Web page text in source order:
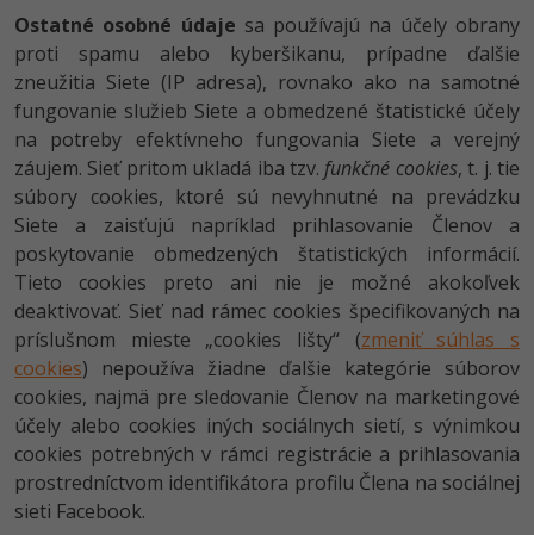
Ostatné osobné údaje sa používajú na účely obrany
proti spamu alebo kyberšikanu, prípadne ďalšie
zneužitia Siete (IP adresa), rovnako ako na samotné
fungovanie služieb Siete a obmedzené štatistické účely
na potreby efektívneho fungovania Siete a verejný
záujem. Sieť pritom ukladá iba tzv. funkčné cookies, t. j. tie
súbory cookies, ktoré sú nevyhnutné na prevádzku
Siete a zaisťujú napríklad prihlasovanie Členov a
poskytovanie obmedzených štatistických informácií.
Tieto cookies preto ani nie je možné akokoľvek
deaktivovať. Sieť nad rámec cookies špecifikovaných na
príslušnom mieste „cookies lišty“ (zmeniť súhlas s
cookies) nepoužíva žiadne ďalšie kategórie súborov
cookies, najmä pre sledovanie Členov na marketingové
účely alebo cookies iných sociálnych sietí, s výnimkou
cookies potrebných v rámci registrácie a prihlasovania
prostredníctvom identifikátora profilu Člena na sociálnej
sieti Facebook.